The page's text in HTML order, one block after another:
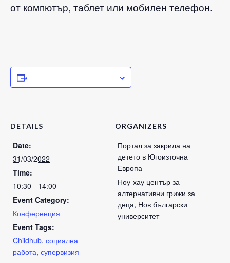
от компютър, таблет или мобилен телефон.
DETAILS
Date:
31/03/2022
Time:
10:30 - 14:00
Event Category:
Конференция
Event Tags:
Childhub, социална
работа, супервизия
ORGANIZERS
Портал за закрила на
детето в Югоизточна
Европа
Ноу-хау център за
алтернативни грижи за
деца, Нов български
университет